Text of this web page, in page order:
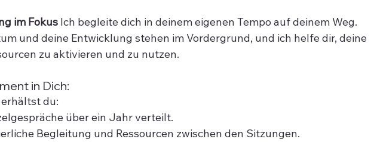
im Fokus Ich begleite dich in deinem eigenen Tempo auf deinem Weg.
und deine Entwicklung stehen im Vordergrund, und ich helfe dir, deine
zu aktivieren und zu nutzen.
in Dich:
erhältst du:
über ein Jahr verteilt.
Begleitung und Ressourcen zwischen den Sitzungen.